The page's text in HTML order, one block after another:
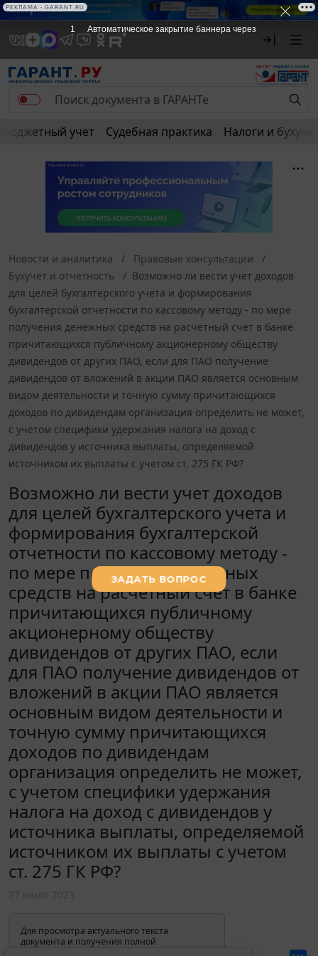
Бюджетный учет Судебная практика Налоги и
Новости и аналитика
Правовые консультации
Бухучет и отчетность
Возможно ли вести учет доходов
для целей бухгалтерского учета и формирования
бухгалтерской отчетности по кассовому методу - по мере
получения денежных средств на расчетный счет в банке
причитающихся публичному акционерному обществу
дивидендов от других ПАО, если для ПАО получение
дивидендов от вложений в акции ПАО является основным
видом деятельности и точную сумму причитающихся
доходов по дивидендам организация определить не может,
с учетом специфики удержания налога на доход с
дивидендов у источника выплаты, определяемой
источником их выплаты с учетом ст. 275 ГК РФ?
Возможно ли вести учет доходов
для целей бухгалтерского учета и
формирования бухгалтерской
отчетности по кассовому методу -
по мере получения денежных
средств на расчетный счет в банке
причитающихся публичному
акционерному обществу
дивидендов от других ПАО, если
для ПАО получение дивидендов от
вложений в акции ПАО является
основным видом деятельности и
точную сумму причитающихся
доходов по дивидендам
организация определить не может,
с учетом специфики удержания
налога на доход с дивидендов у
источника выплаты, определяемой
источником их выплаты с учетом
ст. 275 ГК РФ?
Для просмотра актуального текста
документа и получения полной
1 Автоматическое закрытие баннера через
РЕКЛАМА • GARANT.RU